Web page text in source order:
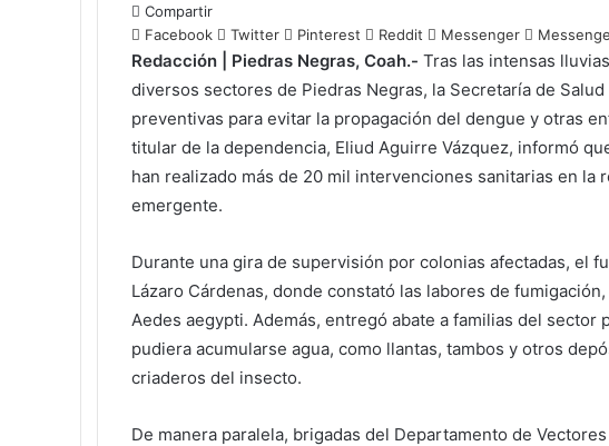
Compartir
Facebook
Twitter Pinterest Reddit Messenger
Redacción | Piedras Negras, Coah.- Tras las intensas
diversos sectores de Piedras Negras, la Secretaría de
preventivas para evitar la propagación del dengue y otras
titular de la dependencia, Eliud Aguirre Vázquez, informó
han realizado más de 20 mil intervenciones sanitarias en
emergente.
Durante una gira de supervisión por colonias afectadas, el
Lázaro Cárdenas, donde constató las labores de
Aedes aegypti. Además, entregó abate a familias del sector
pudiera acumularse agua, como llantas, tambos y otros
criaderos del insecto.
De manera paralela, brigadas del Departamento de